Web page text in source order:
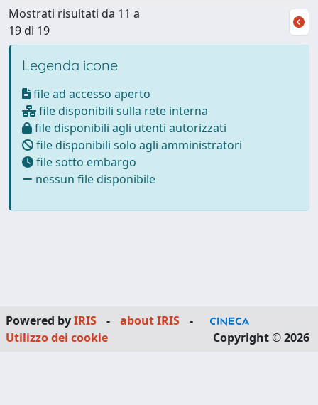
Mostrati risultati da 11 a
19 di 19
Legenda icone
file ad accesso aperto
file disponibili sulla rete interna
file disponibili agli utenti autorizzati
file disponibili solo agli amministratori
file sotto embargo
nessun file disponibile
Powered byIRIS - about IRIS
-
Utilizzo dei cookie
Copyright © 2026